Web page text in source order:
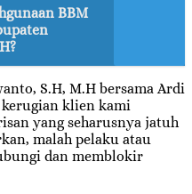
BBM
S.H, M.H bersama Ardi
klien kami
yang seharusnya jatuh
malah pelaku atau
dan memblokir